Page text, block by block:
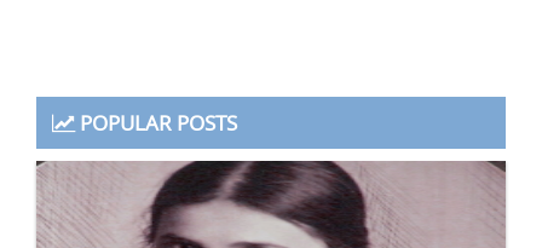
POPULAR POSTS